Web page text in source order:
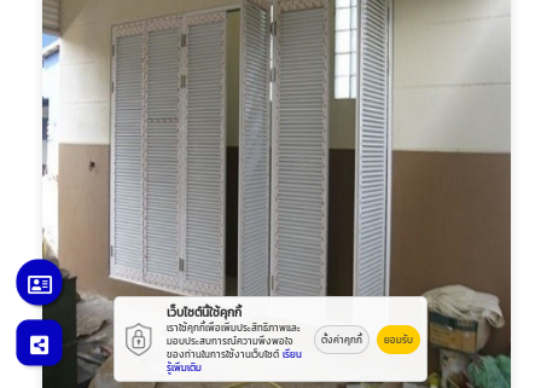
เว็บไซต์นี้ใช้คุกกี้
เราใช้คุกกี้เพื่อเพิ่มประสิทธิภาพและ
มอบประสบการณ์ความพึงพอใจ
ของท่านในการใช้งานเว็บไซต์ เรียน
รู้เพิ่มเติม
ตั้งค่าคุกกี้ ยอมรับ